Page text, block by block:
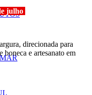
julho
direcionada para
boneca e artesanato em